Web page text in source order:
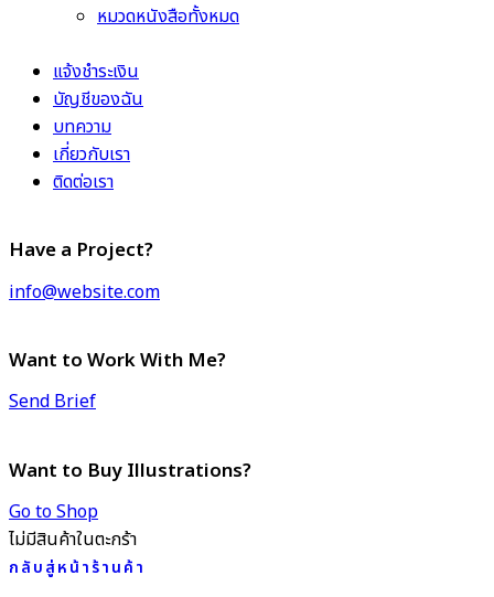
หมวดหนังสือทั้งหมด
แจ้งชำระเงิน
บัญชีของฉัน
บทความ
เกี่ยวกับเรา
ติดต่อเรา
Have a Project?
info@website.com
Want to Work With Me?
Send Brief
Want to Buy Illustrations?
Go to Shop
ไม่มีสินค้าในตะกร้า
กลับสู่หน้าร้านค้า